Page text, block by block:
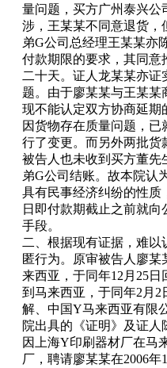
量问题，买方广州泰兴公
涉，王某某不同意退货，
弟G公司总经理王某某亦
付款期限的要求，其同意
二十天。证人龙某某亦证
题。由于廖某某与王某某
现不能认定双方协商延期
因货物存在质量问题，
行了变更。而另外两批货
被告人也未收到买方董先
弟G公司结账。故本院认
具有民事经济纠纷的性质
日即付款期截止之前就
手段。
二、根据现有证据，难
匿行为。原审被告人廖某
来西亚，于同年12月25日
到马来西亚，于同年2月
解、中国Y马来西亚有限
院出具的《证明》及证
因上海Y印刷器材厂在马
厂，聘请廖某某在2006年